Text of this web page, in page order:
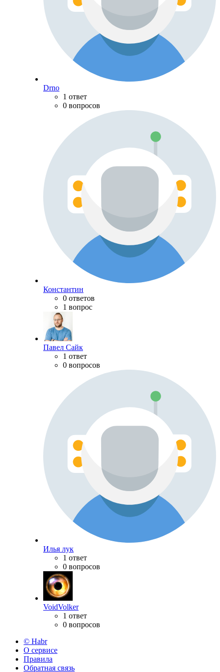
Drno
1 ответ
0 вопросов
Константин
0 ответов
1 вопрос
Павел Сайк
1 ответ
0 вопросов
Илья лук
1 ответ
0 вопросов
VoidVolker
1 ответ
0 вопросов
© Habr
О сервисе
Правила
Обратная связь